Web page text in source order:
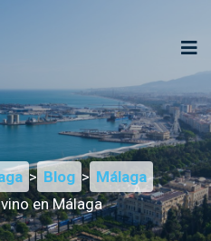
> Blog > Málaga
en Málaga